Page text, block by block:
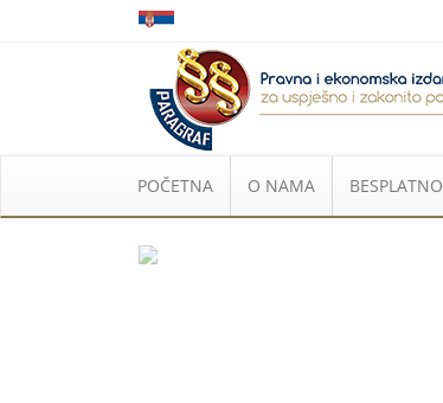
POČETNA O NAMA BESPLATNO